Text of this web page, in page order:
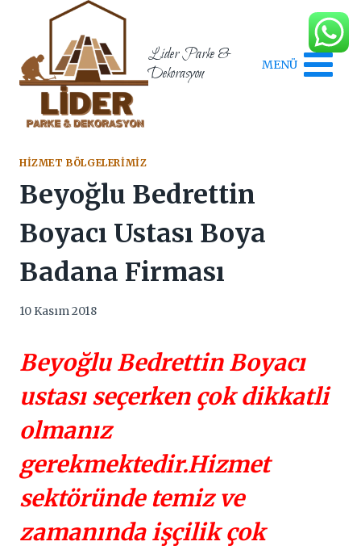
content
Lider Parke &
Dekorasyon
MENÜ
HIZMET BÖLGELERIMIZ
Beyoğlu Bedrettin
Boyacı Ustası Boya
Badana Firması
10 Kasım 2018
Beyoğlu Bedrettin Boyacı
ustası seçerken çok dikkatli
olmanız
gerekmektedir.Hizmet
sektöründe temiz ve
zamanında işçilik çok